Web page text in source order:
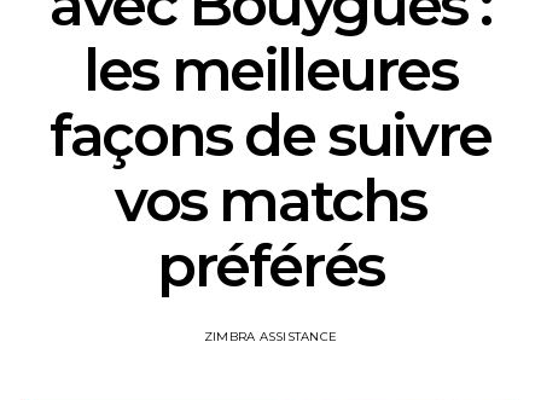
les meilleures
façons de suivre
vos matchs
préférés
ZIMBRA ASSISTANCE